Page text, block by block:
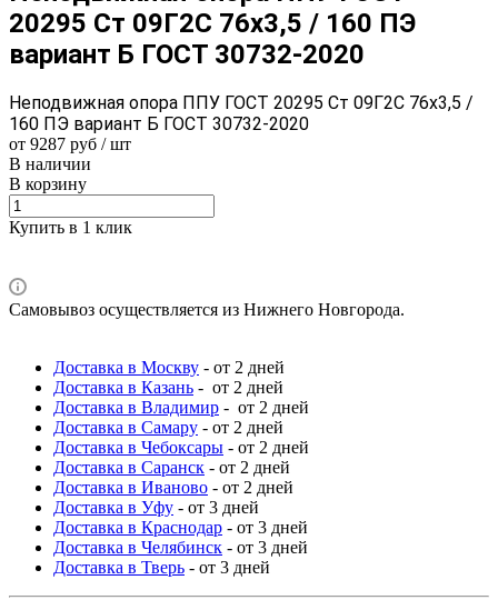
20295 Ст 09Г2С 76x3,5 / 160 ПЭ
вариант Б ГОСТ 30732-2020
Неподвижная опора ППУ ГОСТ 20295 Ст 09Г2С 76x3,5 /
160 ПЭ вариант Б ГОСТ 30732-2020
от 9287 руб / шт
В наличии
В корзину
Купить в 1 клик
Самовывоз осуществляется из Нижнего Новгорода.
Доставка в Москву - от 2 дней
Доставка в Казань - от 2 дней
Доставка в Владимир - от 2 дней
Доставка в Самару - от 2 дней
Доставка в Чебоксары - от 2 дней
Доставка в Саранск - от 2 дней
Доставка в Иваново - от 2 дней
Доставка в Уфу - от 3 дней
Доставка в Краснодар - от 3 дней
Доставка в Челябинск - от 3 дней
Доставка в Тверь - от 3 дней